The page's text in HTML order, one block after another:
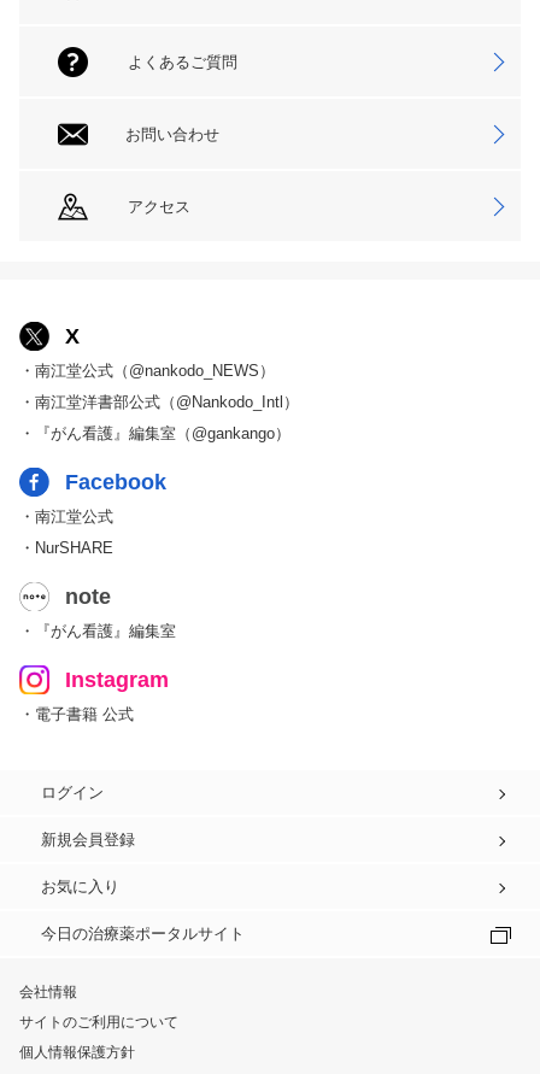
よくあるご質問
お問い合わせ
アクセス
X
・南江堂公式（@nankodo_NEWS）
・南江堂洋書部公式（@Nankodo_Intl）
・『がん看護』編集室（@gankango）
Facebook
・南江堂公式
・NurSHARE
note
・『がん看護』編集室
Instagram
・電子書籍 公式
ログイン
新規会員登録
お気に入り
今日の治療薬ポータルサイト
会社情報
サイトのご利用について
個人情報保護方針